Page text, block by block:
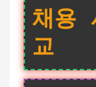
채용
교